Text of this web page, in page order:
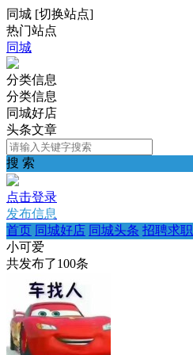
同城 [切换站点]
热门站点
同城
分类信息
分类信息
同城好店
头条文章
搜 索
点击登录
发布信息
首页 同城好店 同城头条 招聘求职
小可爱
共发布了100条